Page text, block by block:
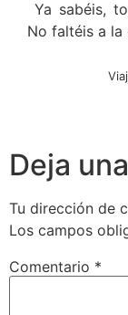
Ya sabéis,
No faltéis a la
Deja
Tu dirección de
Los campos
Comentario *